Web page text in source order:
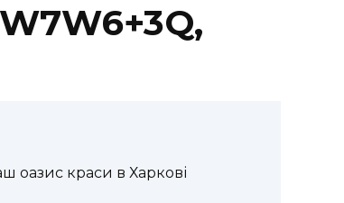
оазис краси в Харкові